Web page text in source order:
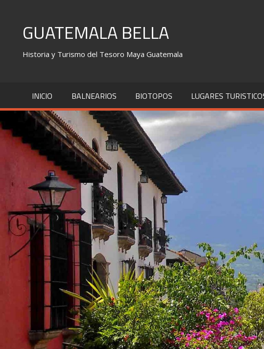
contentGUATEMALA BELLA
Historia y Turismo del Tesoro Maya Guatemala
INICIO BALNEARIOS BIOTOPOS LUGARES